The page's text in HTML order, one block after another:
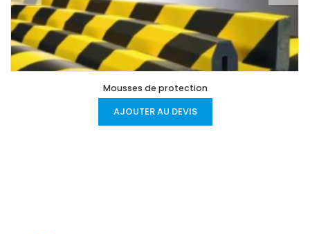
Mousses de protection
AJOUTER AU DEVIS